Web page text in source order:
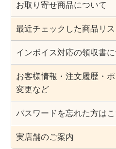
お取り寄せ商品について
最近チェックした商品リス
インボイス対応の領収書
お客様情報・注文履歴・
変更など
パスワードを忘れた方は
実店舗のご案内